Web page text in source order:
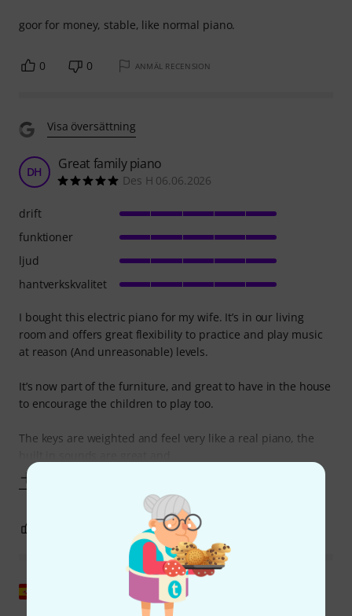
goor for money, stable, like normal piano.
0 0 ANMÄL RECENSION
Visa översättning
DH Great family piano
Des H 06.06.2026
I bought this electric piano for my wife. It’s in our living
room and offers great flexibility to practice and play music
at reason (And unreasonable) levels.
It’s now part of the furniture, and great to have in the house
to encourage the children to play too.
The keys are weighted and feel very like a real piano, the
drift
funktioner
ljud
hantverkskvalitet
ANMÄL RECENSION